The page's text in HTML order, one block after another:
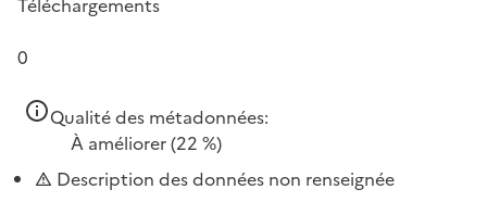
0
Qualité des métadonnées:
À améliorer(22 %)
Description des données non renseignée